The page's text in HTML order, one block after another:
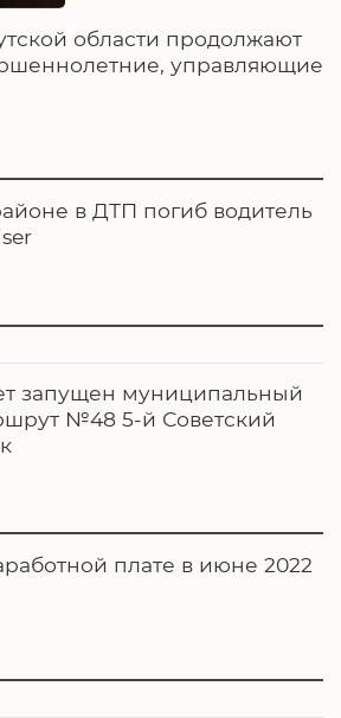
области продолжают
управляющие
в ДТП погиб водитель
запущен муниципальный
№48 5-й Советский
плате в июне 2022